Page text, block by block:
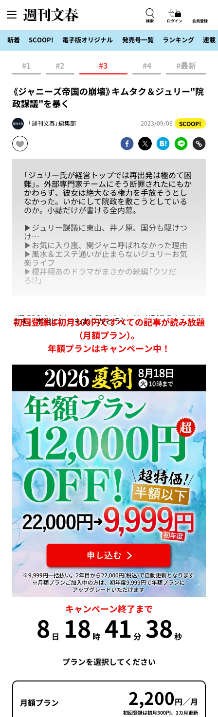
検索 ログイン 会員登録
新着 SCOOP! 電子版オリジナル 発売号一覧 ランキング 連載
#1 #2 #3 #4 #最新
《ジャニーズ帝国の崩壊》キムタク＆ジュリー"院
政謀議"を暴く
「週刊文春」編集部 2023/09/06 SCOOP!
「ジュリー氏が経営トップでは再出発は極めて困
難」。外部専門家チームにそう断罪されたにもか
かわらず、彼女は絶大なる権力を手放そうとし
なかった。いかにして院政を敷こうとしている
のか。小誌だけが書ける全内幕。
▶ジュリー謀議に東山、井ノ原、国分も駆けつ
け…
▶お気に入り嵐、関ジャニ呼ばれなかった理由
▶風水＆エステ通いが止まらないジュリーお気
楽ライフ
▶櫻井翔あのドラマがまさかの続編「ウソだ
ろ!?」
ます。本当にいつもありがとう〉
初回登録は初月300円ですべての記事が読み放題
（月額プラン）。
年額プランはキャンペーン中！
キャンペーン終了まで
8 日 18 時 41 分 37 秒
プランを選択してください
月額プラン 2,200円／月
初回登録は初月300円、1カ月更新